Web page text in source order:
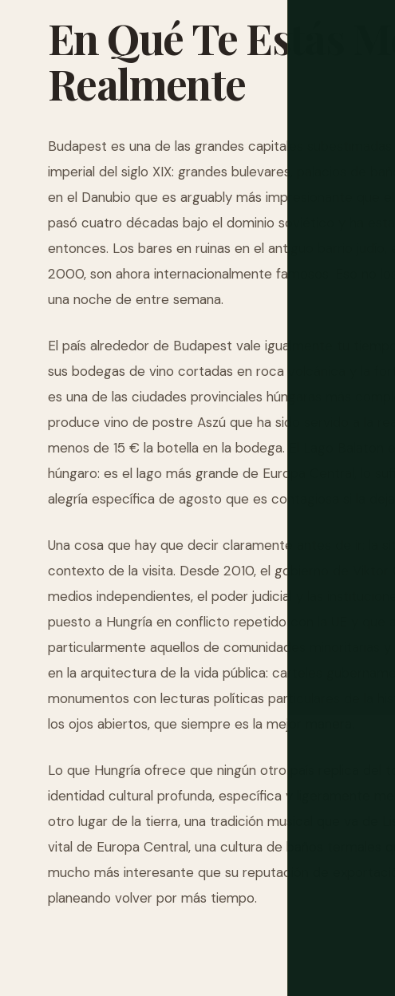
EnQuéTeEstás
Realmente
Budapest es una de las grandes capitales
imperial del siglo XIX: grandes bulevares, palacios de
en el Danubio que es arguably más impresionante que
pasó cuatro décadas bajo el dominio soviético y ha
entonces. Los bares en ruinas en el antiguo barrio
2000, son ahora internacionalmente famosos. Eso no
una noche de entre semana.
El país alrededor de Budapest vale igualmente tu
sus bodegas de vino cortadas en roca volcánica y la
es una de las ciudades provinciales húngaras más
produce vino de postre Aszú que ha sido servido a la
menos de 15 € la botella en la bodega. El Lago
húngaro: es el lago más grande de Europa Central, lo
alegría específica de agosto que es contagiosa si la dejas
Una cosa que hay que decir claramente antes de ir: la
contexto de la visita. Desde 2010, el gobierno de
medios independientes, el poder judicial y las
puesto a Hungría en conflicto repetido con la UE y que
particularmente aquellos de comunidades minoritarias
en la arquitectura de la vida pública: carteles
monumentos con lecturas políticas particulares de la
los ojos abiertos, que siempre es la mejor manera.
Lo que Hungría ofrece que ningún otro país replica del
identidad cultural profunda, específica y ligeramente
otro lugar de la tierra, una tradición musical que va de
vital de Europa Central, una cultura de baños termales
mucho más interesante que su reputación de
planeando volver por más tiempo.